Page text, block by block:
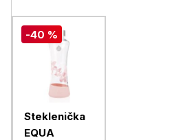
-40 %
Steklenička
EQUA